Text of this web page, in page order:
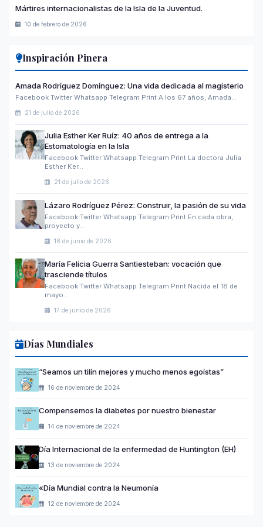
Mártires internacionalistas de la Isla de la Juventud.
10 de febrero de 2026
Inspiración Pinera
Amada Rodríguez Domínguez: Una vida dedicada al magisterio
Facebook Twitter Whatsapp Telegram Print A los 67 años, Amada…
21 de julio de 2026
Julia Esther Ker Ruíz: 40 años de entrega a la
Estomatología en la Isla
Facebook Twitter Whatsapp Telegram Print La doctora Julia
Esther Ker…
21 de julio de 2026
Lázaro Rodríguez Pérez: Construir, la pasión de su vida
Facebook Twitter Whatsapp Telegram Print En cada obra,
proyecto y…
18 de junio de 2026
María Felicia Guerra Santiesteban: vocación que
trasciende títulos
Facebook Twitter Whatsapp Telegram Print Nacida el 18 de
mayo…
17 de junio de 2026
Días Mundiales
“Seamos un tilín mejores y mucho menos egoístas”
16 de noviembre de 2024
Compensemos la diabetes por nuestro bienestar
14 de noviembre de 2024
Día Internacional de la enfermedad de Huntington (EH)
13 de noviembre de 2024
«Día Mundial contra la Neumonía
12 de noviembre de 2024